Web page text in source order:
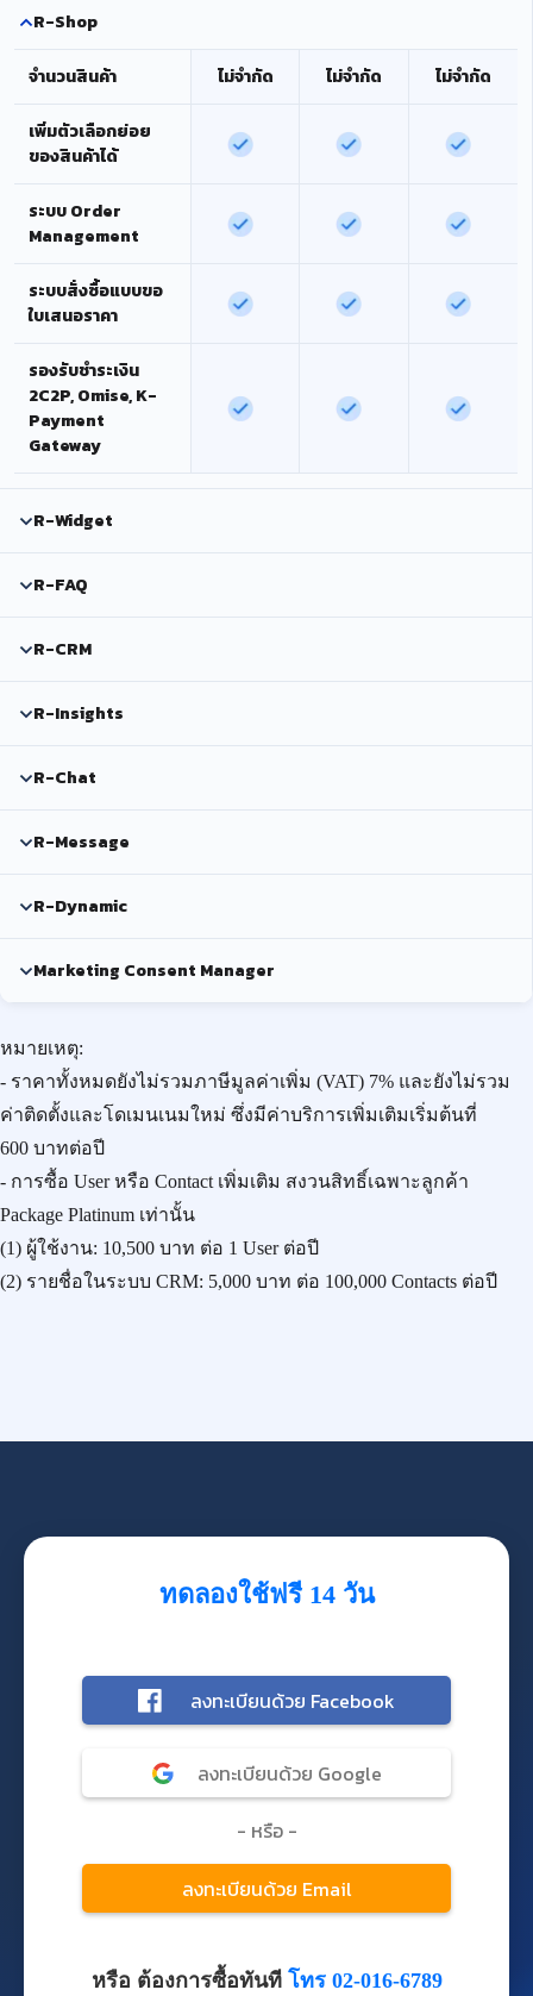
R-Shop
จำนวนสินค้า ไม่จำกัด ไม่จำกัด ไม่จำกัด
เพิ่มตัวเลือกย่อย
ของสินค้าได้
ระบบ Order
Management
ระบบสั่งซื้อแบบขอ
ใบเสนอราคา
รองรับชำระเงิน
2C2P, Omise, K-
Payment
Gateway
R-Widget
R-FAQ
R-CRM
R-Insights
R-Chat
R-Message
R-Dynamic
Marketing Consent Manager
หมายเหตุ:
- ราคาทั้งหมดยังไม่รวมภาษีมูลค่าเพิ่ม (VAT) 7% และยังไม่รวม
ค่าติดตั้งและโดเมนเนมใหม่ ซึ่งมีค่าบริการเพิ่มเติมเริ่มต้นที่
600 บาทต่อปี
- การซื้อ User หรือ Contact เพิ่มเติม สงวนสิทธิ์เฉพาะลูกค้า
Package Platinum เท่านั้น
(1) ผู้ใช้งาน: 10,500 บาท ต่อ 1 User ต่อปี
(2) รายชื่อในระบบ CRM: 5,000 บาท ต่อ 100,000 Contacts ต่อปี
ทดลองใช้ฟรี 14 วัน
หรือ ต้องการซื้อทันที โทร 02-016-6789